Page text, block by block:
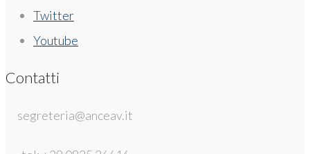
Twitter
Youtube
Contatti
segreteria@anceav.it